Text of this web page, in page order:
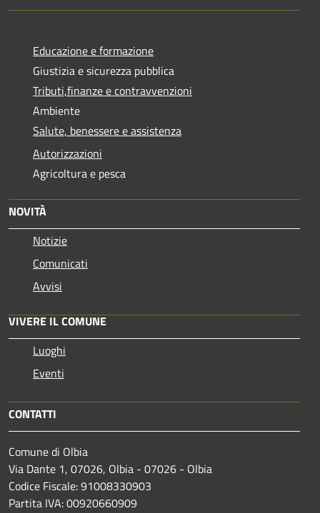
Educazione e formazione
Giustizia e sicurezza pubblica
Tributi,finanze e contravvenzioni
Ambiente
Salute, benessere e assistenza
Autorizzazioni
Agricoltura e pesca
NOVITÀ
Notizie
Comunicati
Avvisi
VIVERE IL COMUNE
Luoghi
Eventi
CONTATTI
Comune di Olbia
Via Dante 1, 07026, Olbia - 07026 - Olbia
Codice Fiscale: 91008330903
Partita IVA: 00920660909